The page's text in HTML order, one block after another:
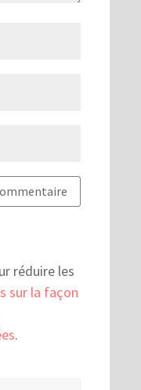
réduire les
sur la façon
.